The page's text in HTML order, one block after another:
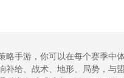
略手游，你可以在每个赛季
补给、战术、地形、局势，与